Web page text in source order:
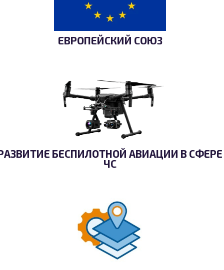
ЕВРОПЕЙСКИЙ СОЮЗ
БЕСПИЛОТНОЙ АВИАЦИИ В СФЕРЕ
ЧС